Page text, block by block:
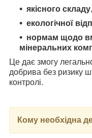
якісного складу,
екологічної
нормам щодо
мінеральних
Це дає змогу
добрива без ризику
контролі.
Кому необхідна